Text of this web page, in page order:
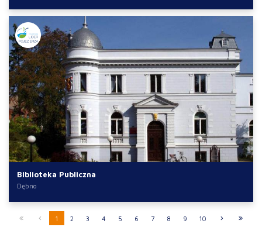
Biblioteka Publiczna
Dębno
1 2 3 4 5 6 7 8 9 10